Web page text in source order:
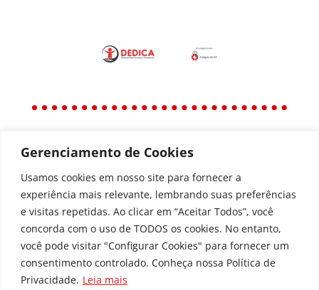
Gerenciamento de Cookies
Usamos cookies em nosso site para fornecer a
experiência mais relevante, lembrando suas preferências
e visitas repetidas. Ao clicar em “Aceitar Todos”, você
concorda com o uso de TODOS os cookies. No entanto,
você pode visitar "Configurar Cookies" para fornecer um
consentimento controlado. Conheça nossa Política de
Privacidade. Leia mais
Política
Política de Privacidade
Política de Acessibilidade
Todos os Direitos Reservados © | Associação dos
Amigos do Hospital de Clínicas ®